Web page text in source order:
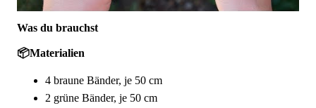
Was du brauchst
📦Materialien
4 braune Bänder, je 50 cm
2 grüne Bänder, je 50 cm